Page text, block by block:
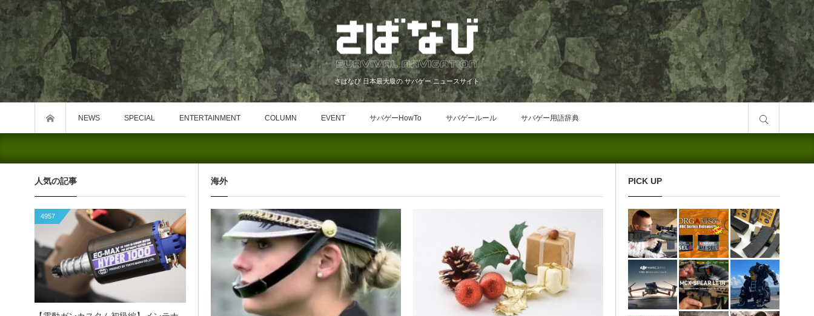
さばなび 日本最大級の サバゲー ニュースサイト
NEWS SPECIAL ENTERTAINMENT COLUMN EVENT サバゲーHowTo サバゲールール サバゲー用語辞典
海外
人気の記事
4957
PICK UP